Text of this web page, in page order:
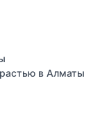
в Алматы